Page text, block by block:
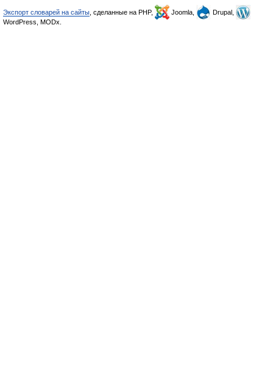
Экспорт словарей на сайты , сделанные на PHP, Joomla,
Drupal,
WordPress, MODx.